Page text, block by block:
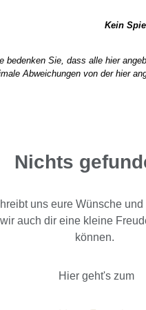
Kein
bedenken Sie, dass alle hier
Abweichungen von der hier
Nichts
uns eure Wünsche
wir auch dir eine kleine
können.
Hier geht's zum